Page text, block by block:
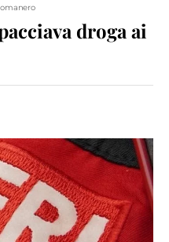
droga ai